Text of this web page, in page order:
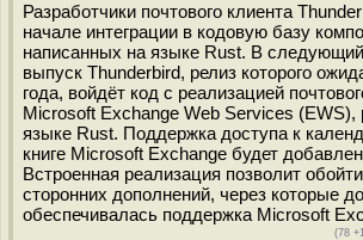
Разработчики почтового клиента
начале интеграции в кодовую базу
написанных на языке Rust. В
выпуск Thunderbird, релиз которого
года, войдёт код с реализацией
Microsoft Exchange Web Services (EWS),
языке Rust. Поддержка доступа к
книге Microsoft Exchange будет
Встроенная реализация позволит
сторонних дополнений, через которые
обеспечивалась поддержка Microsoft
(78